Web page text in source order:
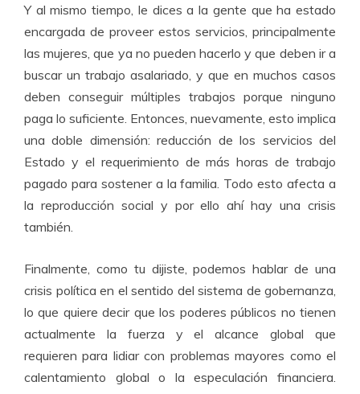
Y al mismo tiempo, le dices a la gente que ha estado
encargada de proveer estos servicios, principalmente
las mujeres, que ya no pueden hacerlo y que deben ir a
buscar un trabajo asalariado, y que en muchos casos
deben conseguir múltiples trabajos porque ninguno
paga lo suficiente. Entonces, nuevamente, esto implica
una doble dimensión: reducción de los servicios del
Estado y el requerimiento de más horas de trabajo
pagado para sostener a la familia. Todo esto afecta a
la reproducción social y por ello ahí hay una crisis
también.
Finalmente, como tu dijiste, podemos hablar de una
crisis política en el sentido del sistema de gobernanza,
lo que quiere decir que los poderes públicos no tienen
actualmente la fuerza y el alcance global que
requieren para lidiar con problemas mayores como el
calentamiento global o la especulación financiera.